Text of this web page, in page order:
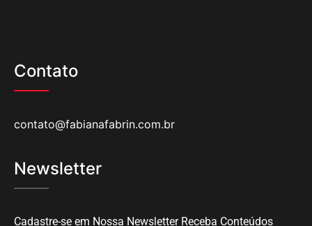
Contato
contato@fabianafabrin.com.br
Newsletter
Cadastre-se em Nossa Newsletter Receba Conteúdos